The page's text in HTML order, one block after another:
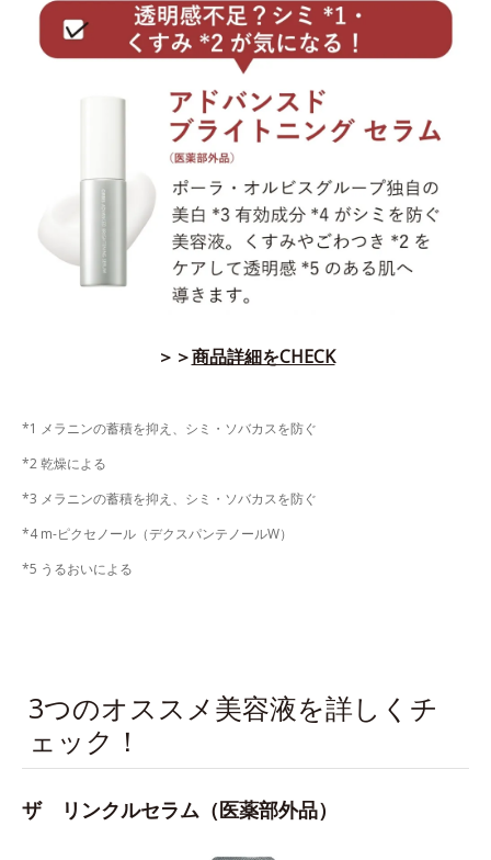
＞＞商品詳細をCHECK
*1 メラニンの蓄積を抑え、シミ・ソバカスを防ぐ
*2 乾燥による
*3 メラニンの蓄積を抑え、シミ・ソバカスを防ぐ
*4 m-ピクセノール（デクスパンテノールW）
*5 うるおいによる
3つのオススメ美容液を詳しくチ
ェック！
ザ リンクルセラム（医薬部外品）